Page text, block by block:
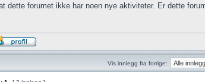
dette forumet ikke har noen nye aktiviteter. Er dette
Vis innlegg fra forrige: